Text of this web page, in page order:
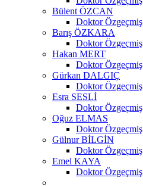
Bülent ÖZCAN
Doktor Özgeçmiş
Barış ÖZKARA
Doktor Özgeçmiş
Hakan MERT
Doktor Özgeçmiş
Gürkan DALGIÇ
Doktor Özgeçmiş
Esra SESLİ
Doktor Özgeçmiş
Oğuz ELMAS
Doktor Özgeçmiş
Gülnur BİLGİN
Doktor Özgeçmiş
Emel KAYA
Doktor Özgeçmiş